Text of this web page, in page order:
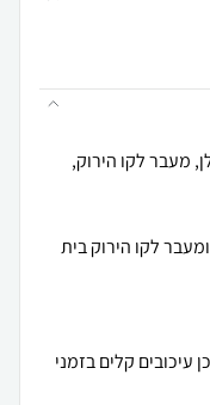
מעבר לקו הירוק,
לקו הירוק בית
עיכובים קלים בזמני